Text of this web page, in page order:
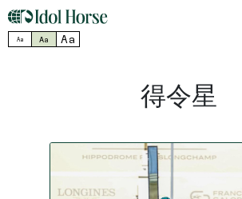
Aa Aa Aa
得令星